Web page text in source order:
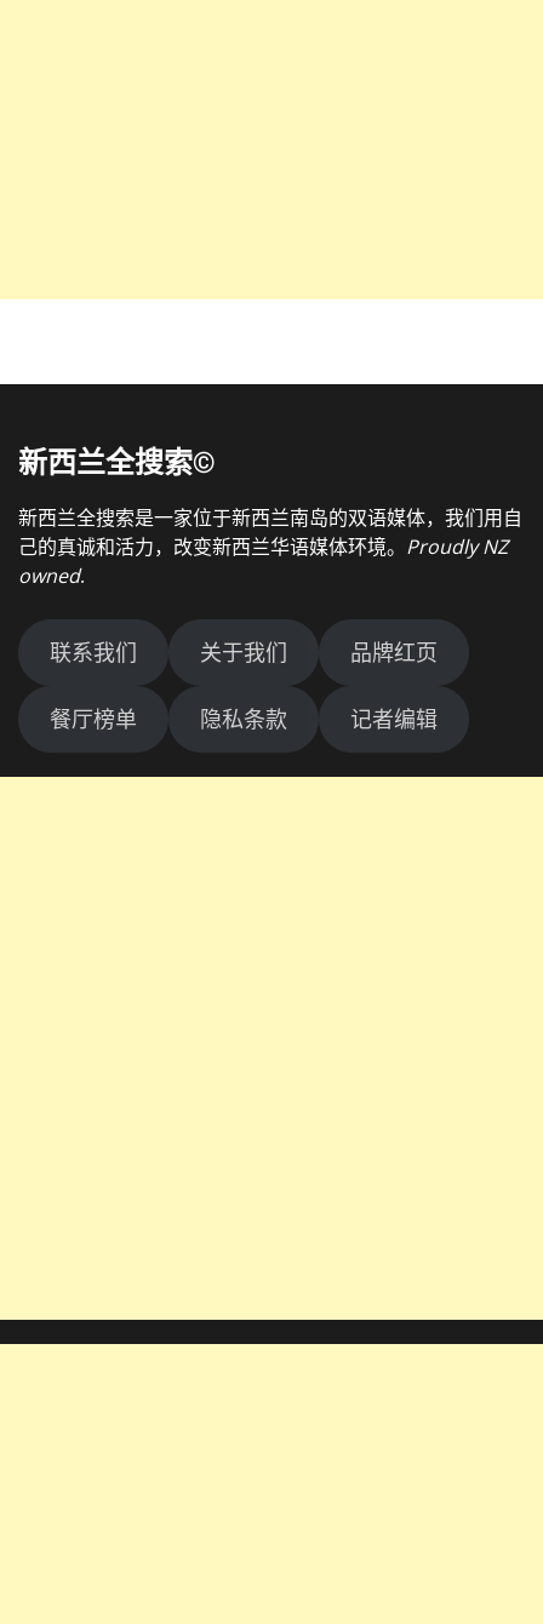
新西兰全搜索©
新西兰全搜索是一家位于新西兰南岛的双语媒体，我们用自
己的真诚和活力，改变新西兰华语媒体环境。 Proudly NZ
owned.
联系我们 关于我们 品牌红页
餐厅榜单 隐私条款 记者编辑